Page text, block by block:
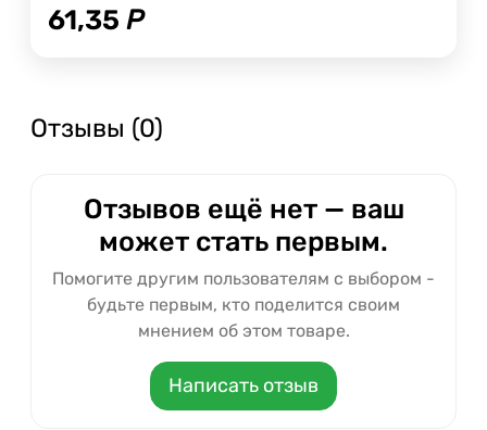
61,35 Р
Отзывы (0)
Отзывов ещё нет — ваш
может стать первым.
Помогите другим пользователям с выбором -
будьте первым, кто поделится своим
мнением об этом товаре.
Написать отзыв